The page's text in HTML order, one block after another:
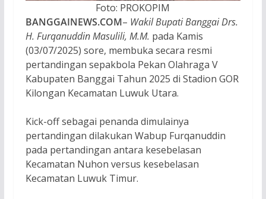
Foto: PROKOPIM
BANGGAINEWS.COM– Wakil Bupati Banggai Drs.
H. Furqanuddin Masulili, M.M. pada Kamis
(03/07/2025) sore, membuka secara resmi
pertandingan sepakbola Pekan Olahraga V
Kabupaten Banggai Tahun 2025 di Stadion GOR
Kilongan Kecamatan Luwuk Utara.
Kick-off sebagai penanda dimulainya
pertandingan dilakukan Wabup Furqanuddin
pada pertandingan antara kesebelasan
Kecamatan Nuhon versus kesebelasan
Kecamatan Luwuk Timur.